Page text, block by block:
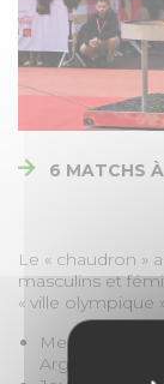
6 MATCHS
Le « chaudron »
masculins et
« ville olympique
Mercredi 24
Argentine vs